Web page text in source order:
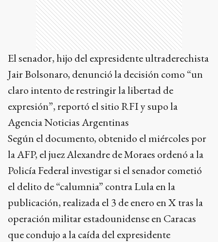
El senador, hijo del expresidente ultraderechista
Jair Bolsonaro, denunció la decisión como “un
claro intento de restringir la libertad de
expresión”, reportó el sitio RFI y supo la
Agencia Noticias Argentinas
Según el documento, obtenido el miércoles por
la AFP, el juez Alexandre de Moraes ordenó a la
Policía Federal investigar si el senador cometió
el delito de “calumnia” contra Lula en la
publicación, realizada el 3 de enero en X tras la
operación militar estadounidense en Caracas
que condujo a la caída del expresidente